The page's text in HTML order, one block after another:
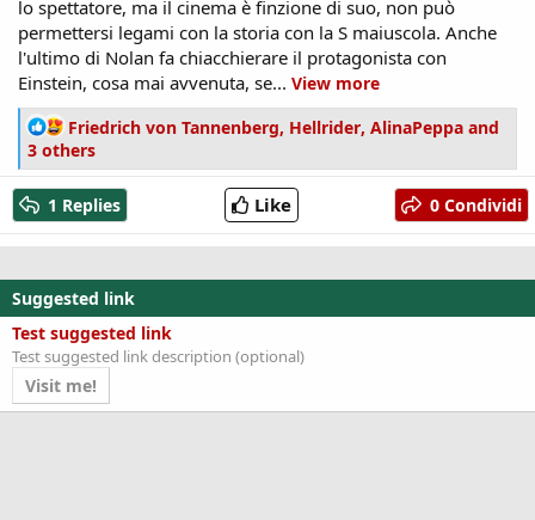
lo spettatore, ma il cinema è finzione di suo, non può
permettersi legami con la storia con la S maiuscola. Anche
l'ultimo di Nolan fa chiacchierare il protagonista con
Einstein, cosa mai avvenuta, se... View more
R
e
a
c
t
i
n
s
:
Friedrich von Tannenberg, Hellrider, AlinaPeppa and
3 others
1 Replies Like 0 Condividi
Suggested link
Test suggested link
Test suggested link description (optional)
Visit me!